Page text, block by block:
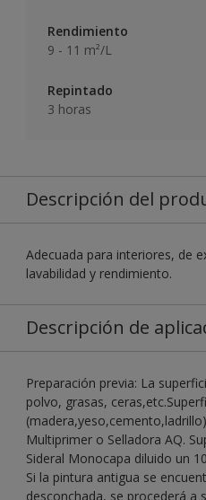
Rendimiento
9 - 11 m²/L
Repintado
3 horas
Descripción del
Adecuada para interiores, de
lavabilidad y rendimiento.
Descripción de
Preparación previa: La
polvo, grasas,
Multiprimer o Selladora AQ.
Sideral Monocapa diluido un
Si la pintura antigua se
desconchada, se procederá a